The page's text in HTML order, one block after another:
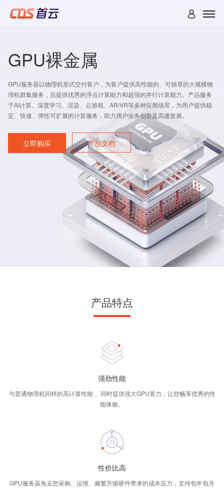
GPU裸金属
GPU服务器以物理机形式交付客户，为客户提供高性能的、可独享的大规模物
理机群集服务，且提供优秀的浮点计算能力和超强的并行计算能力。产品服务
于AI计算、深度学习、渲染、云游戏、AR/VR等多种应用场景，为用户提供稳
定、快速、弹性可扩展的计算服务，助力用户业务创新及高速发展。
立即购买 产品文档
产品特点
强劲性能
与普通物理机同样的高计算性能， 同时提供强大GPU算力，让您畅享优秀的性
能体验。
性价比高
GPU服务器免去您采购、运维、频繁升级硬件带来的成本压力，支持包年包月